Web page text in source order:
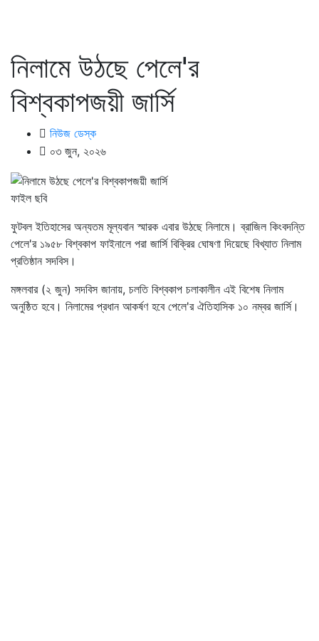
নিলামে উঠছে পেলে'র
বিশ্বকাপজয়ী জার্সি
নিউজ ডেস্ক
০৩ জুন, ২০২৬
ফাইল ছবি
ফুটবল ইতিহাসের অন্যতম মূল্যবান স্মারক এবার উঠছে নিলামে। ব্রাজিল কিংবদন্তি
পেলে'র ১৯৫৮ বিশ্বকাপ ফাইনালে পরা জার্সি বিক্রির ঘোষণা দিয়েছে বিখ্যাত নিলাম
প্রতিষ্ঠান সদবিস।
মঙ্গলবার (২ জুন) সদবিস জানায়, চলতি বিশ্বকাপ চলাকালীন এই বিশেষ নিলাম
অনুষ্ঠিত হবে। নিলামের প্রধান আকর্ষণ হবে পেলে'র ঐতিহাসিক ১০ নম্বর জার্সি।